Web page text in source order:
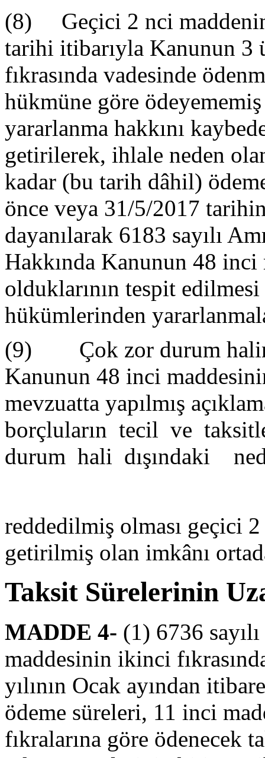
(8) Geçici 2 nci
tarihi itibarıyla Kanunun 3
fıkrasında vadesinde
hükmüne göre
yararlanma hakkını
getirilerek, ihlale neden
kadar (bu tarih dâhil)
önce veya 31/5/2017
dayanılarak 6183 sayılı
Hakkında Kanunun 48
olduklarının tespit
hükümlerinden
(9) Çok zor durum
Kanunun 48 inci
mevzuatta yapılmış
borçluların tecil ve
durum hali dışındaki
reddedilmiş olması geçici 2
getirilmiş olan imkânı
Taksit Sürelerinin
MADDE 4- (1) 6736
maddesinin ikinci
yılının Ocak ayından
ödeme süreleri, 11 inci
fıkralarına göre ödenecek